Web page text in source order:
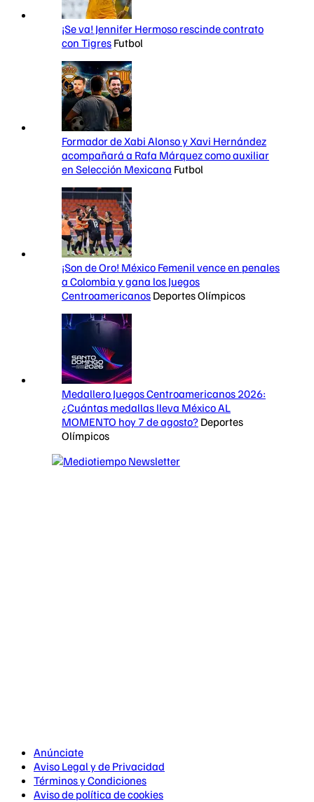
¡Se va! Jennifer Hermoso rescinde contrato
con Tigres Futbol
Formador de Xabi Alonso y Xavi Hernández
acompañará a Rafa Márquez como auxiliar
en Selección Mexicana Futbol
¡Son de Oro! México Femenil vence en penales
a Colombia y gana los Juegos
Centroamericanos Deportes Olímpicos
Medallero Juegos Centroamericanos 2026:
¿Cuántas medallas lleva México AL
MOMENTO hoy 7 de agosto? Deportes
Olímpicos
Anúnciate
Aviso Legal y de Privacidad
Términos y Condiciones
Aviso de política de cookies